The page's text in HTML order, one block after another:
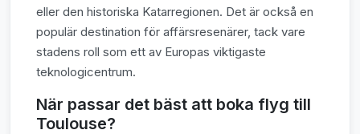
eller den historiska Katarregionen. Det är också en
populär destination för affärsresenärer, tack vare
stadens roll som ett av Europas viktigaste
teknologicentrum.
När passar det bäst att boka flyg till
Toulouse?